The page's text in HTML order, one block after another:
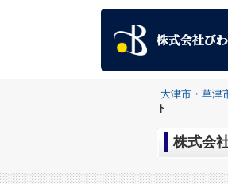
大津市・草津
ト
株式会